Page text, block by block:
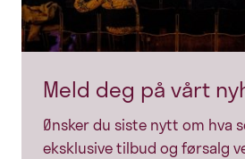
Meld deg på vårt
Ønsker du siste nytt om hva
eksklusive tilbud og førsalg